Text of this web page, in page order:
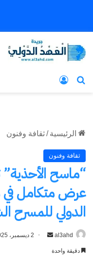
بحث عن
الرئيسية /ثقافة وفنون
ثقافة وفنون
“ماسح
عرض متكامل في
الدولي للمسرح
al3ahd
أرسل 2 ديسمبر، 2025
دقيقة واحدة